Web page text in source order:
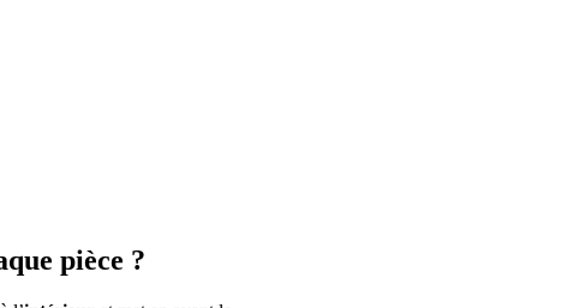
pièce ?